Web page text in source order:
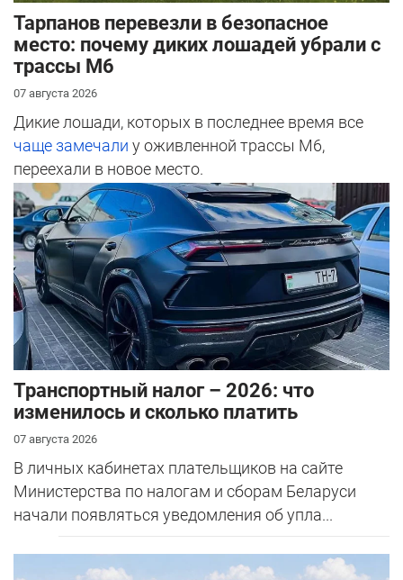
Тарпанов перевезли в безопасное
место: почему диких лошадей убрали с
трассы М6
07 августа 2026
Дикие лошади, которых в последнее время все
чаще замечали у оживленной трассы М6,
переехали в новое место.
Транспортный налог – 2026: что
изменилось и сколько платить
07 августа 2026
В личных кабинетах плательщиков на сайте
Министерства по налогам и сборам Беларуси
начали появляться уведомления об упла...